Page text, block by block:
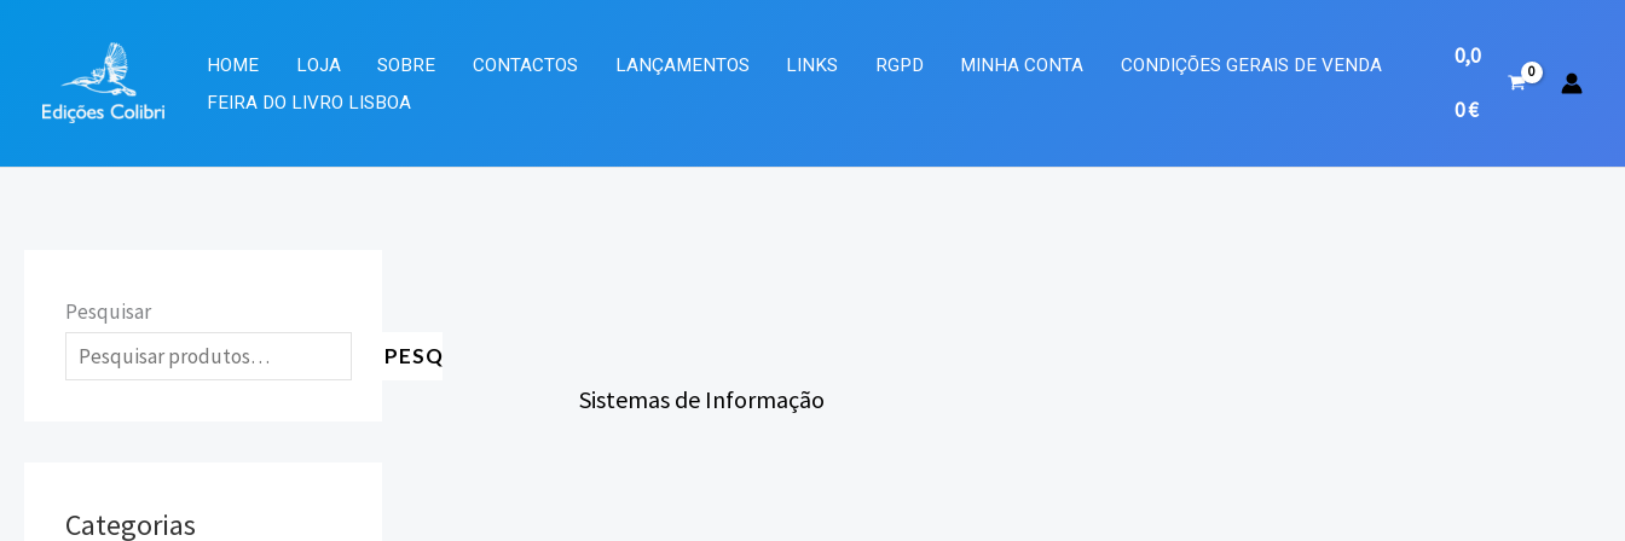
content
HOME LOJA SOBRE CONTACTOS LANÇAMENTOS LINKS RGPD MINHA CONTA
CONDIÇÕES GERAIS DE VENDA
FEIRA DO LIVRO LISBOA
0,0
0€
Pesquisar
PESQUISAR
Categorias
Sistemas de Informação